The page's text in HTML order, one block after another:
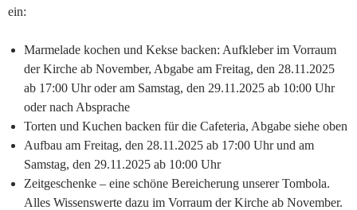
ein:
Marmelade kochen und Kekse backen: Aufkleber im Vorraum
der Kirche ab November, Abgabe am Freitag, den 28.11.2025
ab 17:00 Uhr oder am Samstag, den 29.11.2025 ab 10:00 Uhr
oder nach Absprache
Torten und Kuchen backen für die Cafeteria, Abgabe siehe oben
Aufbau am Freitag, den 28.11.2025 ab 17:00 Uhr und am
Samstag, den 29.11.2025 ab 10:00 Uhr
Zeitgeschenke – eine schöne Bereicherung unserer Tombola.
Alles Wissenswerte dazu im Vorraum der Kirche ab November.